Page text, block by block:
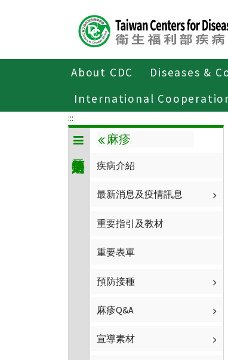
About CDC Diseases &
International傳染病與防疫專題
:::
麻疹
疾病介紹
最新消息及疫情訊息
重要指引及教材
重要表單
預防接種
麻疹Q&A
宣導素材